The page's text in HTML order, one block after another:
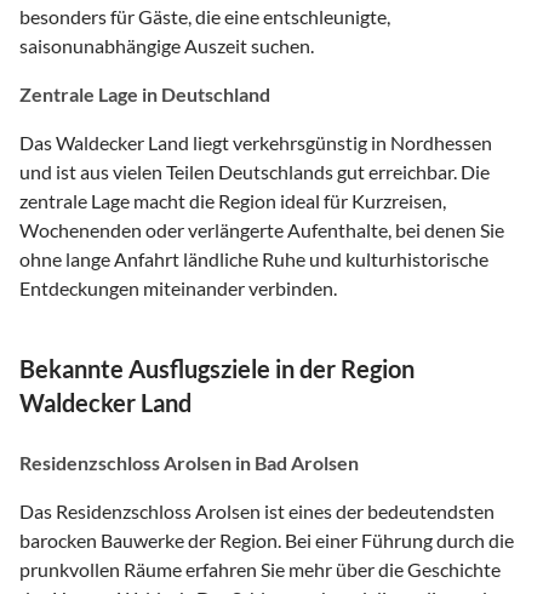
besonders für Gäste, die eine entschleunigte,
saisonunabhängige Auszeit suchen.
Zentrale Lage in Deutschland
Das Waldecker Land liegt verkehrsgünstig in Nordhessen
und ist aus vielen Teilen Deutschlands gut erreichbar. Die
zentrale Lage macht die Region ideal für Kurzreisen,
Wochenenden oder verlängerte Aufenthalte, bei denen Sie
ohne lange Anfahrt ländliche Ruhe und kulturhistorische
Entdeckungen miteinander verbinden.
Bekannte Ausflugsziele in der Region
Waldecker Land
Residenzschloss Arolsen in Bad Arolsen
Das Residenzschloss Arolsen ist eines der bedeutendsten
barocken Bauwerke der Region. Bei einer Führung durch die
prunkvollen Räume erfahren Sie mehr über die Geschichte